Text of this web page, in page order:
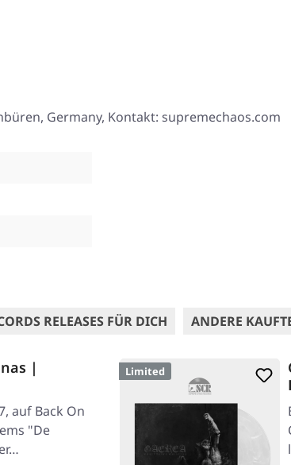
Germany, Kontakt: supremechaos.com
RELEASES FÜR DICH ANDERE
|
auf Back On
"De
Limited